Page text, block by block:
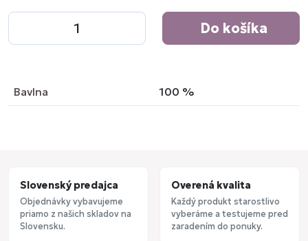
Do košíka
Bavlna 100 %
Slovenský predajca
Objednávky vybavujeme
priamo z našich skladov na
Slovensku.
Overená kvalita
Každý produkt starostlivo
vyberáme a testujeme pred
zaradením do ponuky.